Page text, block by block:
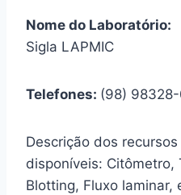
Nome do Laboratório:
Sigla LAPMIC
Telefones: (98)
Descrição dos
disponíveis: Citômetro,
Blotting, Fluxo